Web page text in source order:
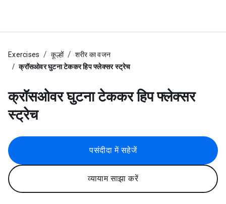
Exercises कूल्हों
शरीर का वजन
क्रॉसओवर घुटना टेककर हिप फ्लेक्सर स्ट्रेच
क्रॉसओवर घुटना टेककर हिप फ्लेक्सर
स्ट्रेच
पसंदीदा में सहेजें
व्यायाम साझा करें